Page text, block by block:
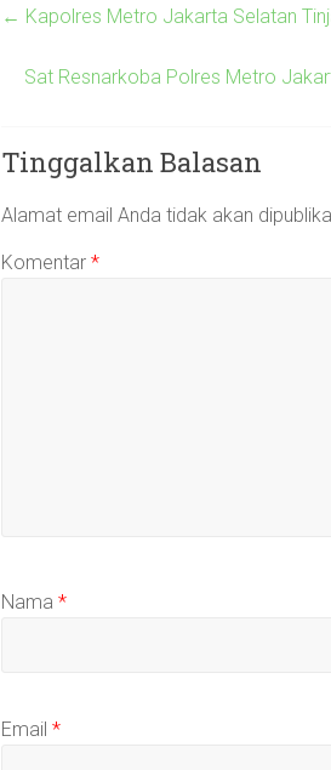
← Kapolres Metro Jakarta Selatan
Sat Resnarkoba Polres Metro
Tinggalkan Balasan
Alamat email Anda tidak akan
Komentar *
Nama *
Email *